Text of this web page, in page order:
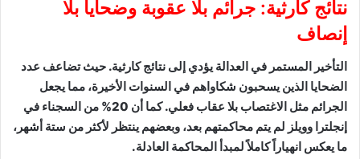
نتائج كارثية: جرائم بلا عقوبة وضحايا بلا
إنصاف
التأخير المستمر في العدالة يؤدي إلى نتائج كارثية. حيث تضاعف عدد
الضحايا الذين يسحبون شكاواهم في السنوات الأخيرة، مما يجعل
الجرائم مثل الاغتصاب بلا عقاب فعلي. كما أن 20% من السجناء في
إنجلترا وويلز لم يتم محاكمتهم بعد، وبعضهم ينتظر لأكثر من ستة أشهر،
ما يعكس انهياراً كاملاً لمبدأ المحاكمة العادلة.